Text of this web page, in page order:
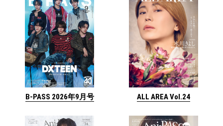
B-PASS 2026年9月号 ALL AREA Vol.24